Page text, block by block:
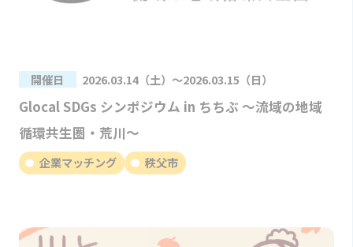
開催日 2026.03.14（土）～2026.03.15（日）
Glocal SDGs シンポジウム in ちちぶ 〜流域の地域
循環共生圏・荒川〜
企業マッチング 秩父市